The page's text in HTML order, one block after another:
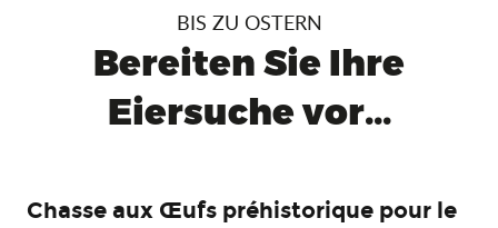
BIS ZU OSTERN
Bereiten Sie Ihre
Eiersuche vor...
Chasse aux Œufs préhistorique pour le